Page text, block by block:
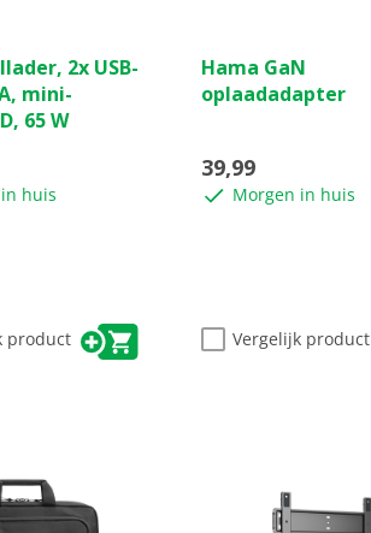
2x USB-
mini-
65 W
huis
product
van
de
Hama GaN
oplaadadapter
39,99
Morgen in huis
Vergelijk product